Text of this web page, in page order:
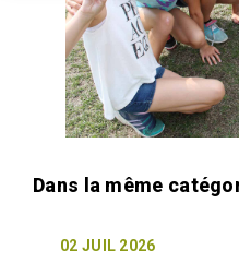
02 JUIL 2026